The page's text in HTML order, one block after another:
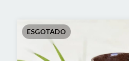
ESGOTADO